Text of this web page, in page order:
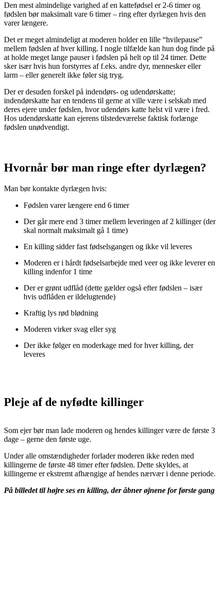
Den mest almindelige varighed af en kattefødsel er 2-6 timer og
fødslen bør maksimalt vare 6 timer – ring efter dyrlægen hvis den
varer længere.
Det er meget almindeligt at moderen holder en lille “hvilepause”
mellem fødslen af hver killing. I nogle tilfælde kan hun dog finde på
at holde meget lange pauser i fødslen på helt op til 24 timer. Dette
sker især hvis hun forstyrres af f.eks. andre dyr, mennesker eller
larm – eller generelt ikke føler sig tryg.
Der er desuden forskel på indendørs- og udendørskatte;
indendørskatte har en tendens til gerne at ville være i selskab med
deres ejere under fødslen, hvor udendørs katte helst vil være i fred.
Hos udendørskatte kan ejerens tilstedeværelse faktisk forlænge
fødslen unødvendigt.
Hvornår bør man ringe efter dyrlægen?
Man bør kontakte dyrlægen hvis:
Fødslen varer længere end 6 timer
Der går mere end 3 timer mellem leveringen af 2 killinger (der
skal normalt maksimalt gå 1 time)
En killing sidder fast fødselsgangen og ikke vil leveres
Moderen er i hårdt fødselsarbejde med veer og ikke leverer en
killing indenfor 1 time
Der er grønt udflåd (dette gælder også efter fødslen – især
hvis udflåden er ildelugtende)
Kraftig lys rød blødning
Moderen virker svag eller syg
Der ikke følger en moderkage med for hver killing, der
leveres
Pleje af de nyfødte killinger
Som ejer bør man lade moderen og hendes killinger være de første 3
dage – gerne den første uge.
Under alle omstændigheder forlader moderen ikke reden med
killingerne de første 48 timer efter fødslen. Dette skyldes, at
killingerne er ekstremt afhængige af hendes nærvær i denne periode.
På billedet til højre ses en killing, der åbner øjnene for første gang